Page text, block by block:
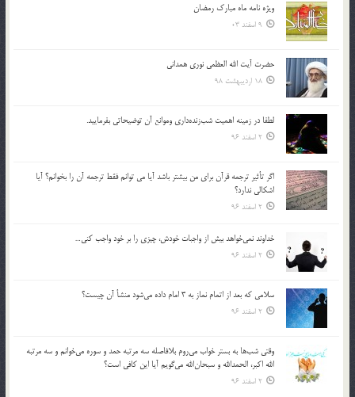
ویژه نامه ماه مبارک رمضان
9 اسفند 03
حضرت آیت الله العظمی نوری همدانی
18 اردیبهشت 98
لطفا در زمينه اهميت شب‌زنده‌داري وموانع آن توضيحاتي بفرماييد.
2 اسفند 96
اگر تأثير ترجمه قرآن براي من بيشتر باشد آيا مي توانم فقط ترجمه آن را بخوانم؟ آيا
اشكالي ندارد؟
2 اسفند 96
خداوند نمي‌خواهد بيش از واجبات خودش، چيزي را بر خود واجب كني…
2 اسفند 96
سلامي كه بعد از اتمام نماز به 3 امام داده مي‌شود منشأ آن چيست؟
2 اسفند 96
وقتي شب‌ها به بستر خواب مي‌روم بلافاصله سه مرتبه حمد و سوره مي‌خوانم و سه مرتبه
الله اكبر، الحمدالله و سبحان‌الله مي‌گويم آيا اين كافي است؟
2 اسفند 96